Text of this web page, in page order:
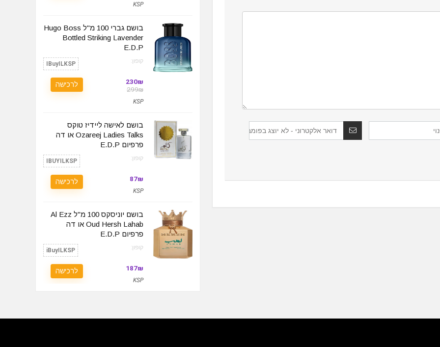
KSP
בושם גברי 100 מ"ל Hugo Boss
Bottled Striking Lavender
E.D.P
קופון: IBuyILKSP
230₪
299₪
KSP
לרכישה
בושם לאישה ליידיז טוקס
Ozareej Ladies Talks או דה
פרפיום‏ E.D.P
קופון: IBUYILKSP
87₪
KSP
לרכישה
בושם יוניסקס 100 מ"ל Al Ezz
Oud Hersh Lahab או דה
פרפיום E.D.P
קופון: iBuyILKSP
187₪
KSP
לרכישה